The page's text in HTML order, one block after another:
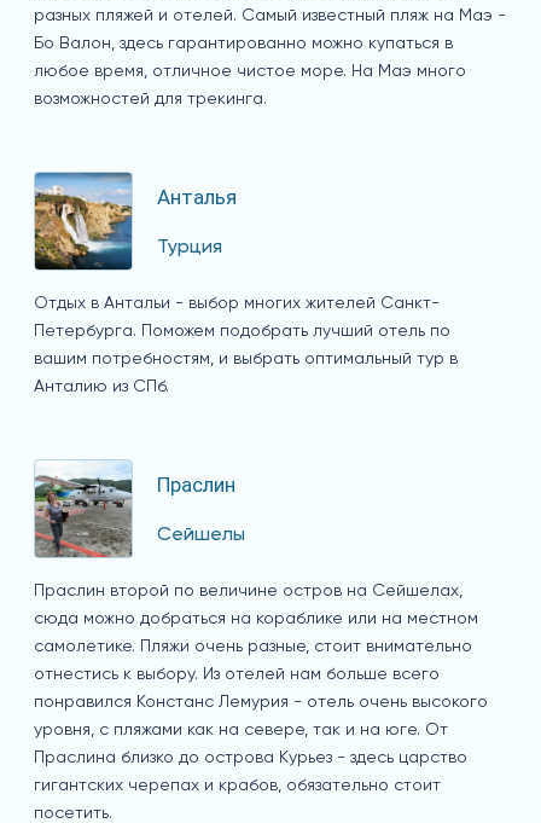
разных пляжей и отелей. Самый известный пляж на Маэ -
Бо Валон, здесь гарантированно можно купаться в
любое время, отличное чистое море. На Маэ много
возможностей для трекинга.
Анталья
Турция
Отдых в Антальи - выбор многих жителей Санкт-
Петербурга. Поможем подобрать лучший отель по
вашим потребностям, и выбрать оптимальный тур в
Анталию из СПб.
Праслин
Сейшелы
Праслин второй по величине остров на Сейшелах,
сюда можно добраться на кораблике или на местном
самолетике. Пляжи очень разные, стоит внимательно
отнестись к выбору. Из отелей нам больше всего
понравился Констанс Лемурия - отель очень высокого
уровня, с пляжами как на севере, так и на юге. От
Праслина близко до острова Курьез - здесь царство
гигантских черепах и крабов, обязательно стоит
посетить.